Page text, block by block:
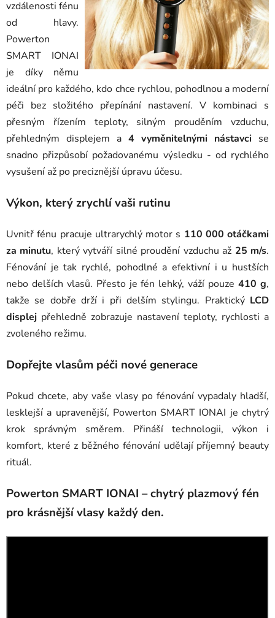
vzdálenosti fénu
od hlavy.
Powerton
SMART IONAI
je díky němu
ideální pro každého, kdo chce rychlou, pohodlnou a moderní
péči bez složitého přepínání nastavení. V kombinaci s
přesným řízením teploty, silným prouděním vzduchu,
přehledným displejem a 4 vyměnitelnými nástavci se
snadno přizpůsobí požadovanému výsledku - od rychlého
vysušení až po preciznější úpravu účesu.
Výkon, který zrychlí vaši rutinu
Uvnitř fénu pracuje ultrarychlý motor s 110 000 otáčkami
za minutu, který vytváří silné proudění vzduchu až 25 m/s.
Fénování je tak rychlé, pohodlné a efektivní i u hustších
nebo delších vlasů. Přesto je fén lehký, váží pouze410 g,
takže se dobře drží i při delším stylingu. Praktický LCD
displej přehledně zobrazuje nastavení teploty, rychlosti a
zvoleného režimu.
Dopřejte vlasům péči nové generace
Pokud chcete, aby vaše vlasy po fénování vypadaly hladší,
lesklejší a upravenější, Powerton SMART IONAI je chytrý
krok správným směrem. Přináší technologii, výkon i
komfort, které z běžného fénování udělají příjemný beauty
rituál.
Powerton SMART IONAI – chytrý plazmový fén
pro krásnější vlasy každý den.